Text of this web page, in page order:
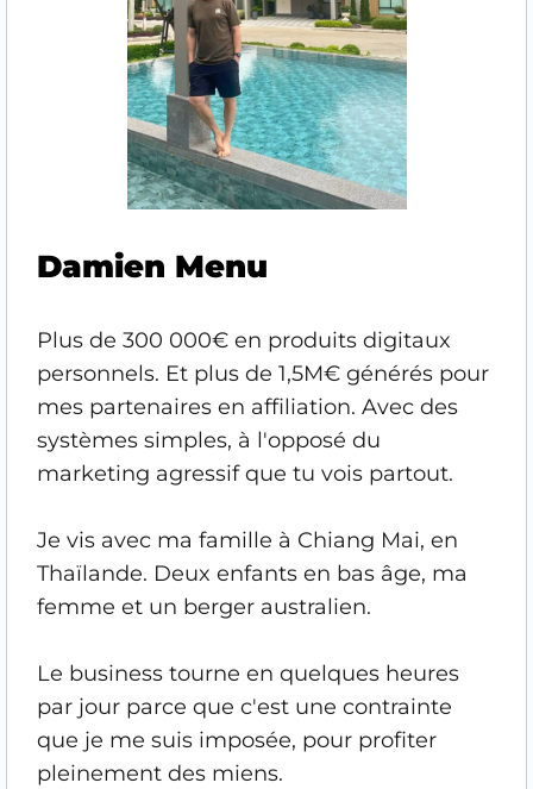
Damien Menu
Plus de 300 000€ en produits digitaux
personnels. Et plus de 1,5M€ générés pour
mes partenaires en affiliation. Avec des
systèmes simples, à l'opposé du
marketing agressif que tu vois partout.
Je vis avec ma famille à Chiang Mai, en
Thaïlande. Deux enfants en bas âge, ma
femme et un berger australien.
Le business tourne en quelques heures
par jour parce que c'est une contrainte
que je me suis imposée, pour profiter
pleinement des miens.